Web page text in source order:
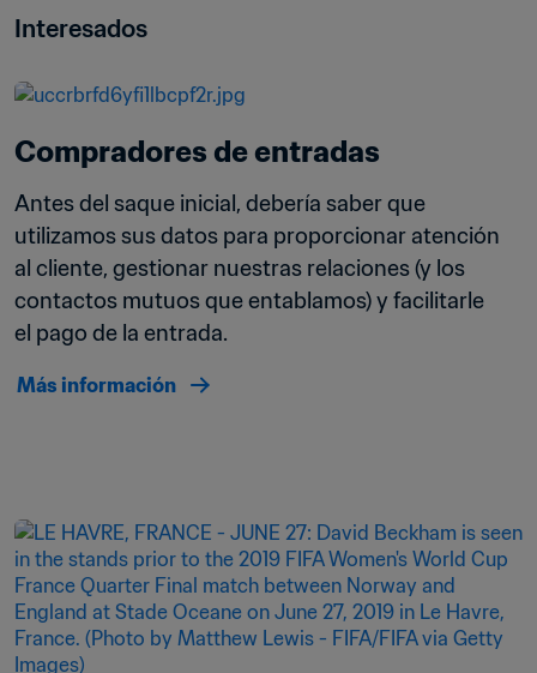
Interesados
Compradores de entradas
Antes del saque inicial, debería saber que
utilizamos sus datos para proporcionar atención
al cliente, gestionar nuestras relaciones (y los
contactos mutuos que entablamos) y facilitarle
el pago de la entrada.
Más información